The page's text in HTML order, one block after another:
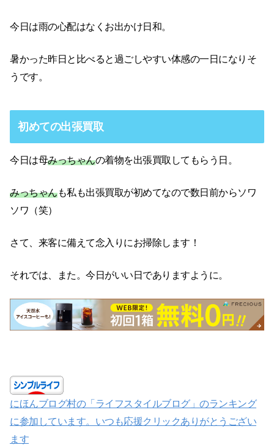
今日は雨の心配はなくお出かけ日和。
暑かった昨日と比べると過ごしやすい体感の一日になりそ
うです。
初めての出張買取
今日は母みっちゃんの着物を出張買取してもらう日。
みっちゃんも私も出張買取が初めてなので数日前からソワ
ソワ（笑）
さて、来客に備えて念入りにお掃除します！
それでは、また。今日がいい日でありますように。
にほんブログ村の「ライフスタイルブログ」のランキング
に参加しています。いつも応援クリックありがとうござい
ます